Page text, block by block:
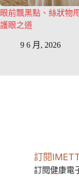
眼前飄黑點、絲狀物
護眼之道
9 6 月, 2026
訂閱
訂閱健康電